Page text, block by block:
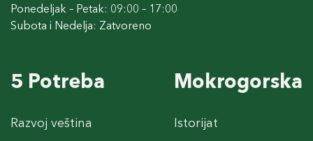
Ponedeljak – Petak: 09:00 – 17:00
Subota i Nedelja: Zatvoreno
5 Potreba
Razvoj veština
Mokrogorska
Istorijat